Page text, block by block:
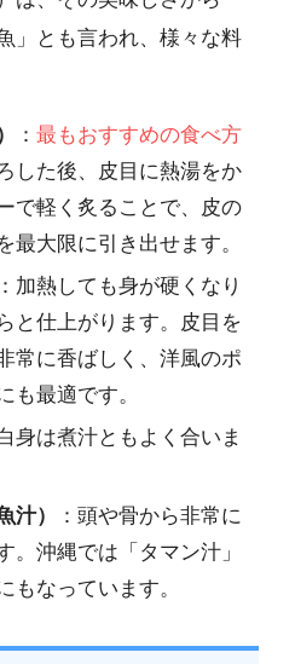
」とも言われ、様々な料
： 最もおすすめの食べ方
した後、皮目に熱湯をか
で軽く炙ることで、皮の
最大限に引き出せます。
：加熱しても身が硬くなり
と仕上がります。皮目を
常に香ばしく、洋風のポ
も最適です。
身は煮汁ともよく合いま
汁）
：頭や骨から非常に
。沖縄では「タマン汁」
もなっています。